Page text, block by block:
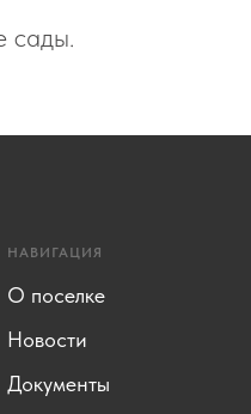
сады.
НАВИГАЦИЯ
О поселке
Новости
Документы